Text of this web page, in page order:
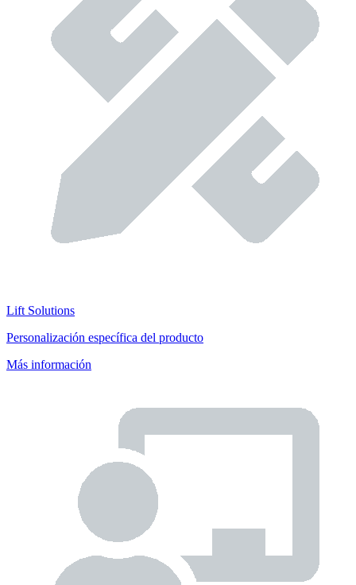
Lift Solutions
Personalización específica del producto
Más información